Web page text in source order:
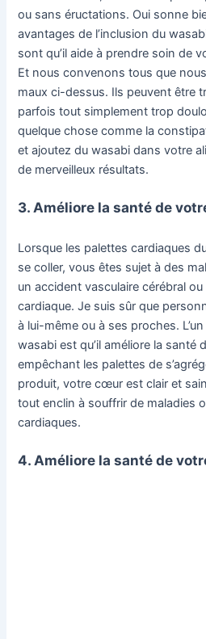
ou sans éructations. Oui sonne
avantages de l’inclusion du
sont qu’il aide à prendre soin de
Et nous convenons tous que
maux ci-dessus. Ils peuvent être
parfois tout simplement trop
quelque chose comme la
et ajoutez du wasabi dans votre
de merveilleux résultats.
3. Améliore la santé de
Lorsque les palettes cardiaques
se coller, vous êtes sujet à des
un accident vasculaire cérébral
cardiaque. Je suis sûr que
à lui-même ou à ses proches.
wasabi est qu’il améliore la santé
empêchant les palettes de
produit, votre cœur est clair et
tout enclin à souffrir de maladies
cardiaques.
4. Améliore la santé de